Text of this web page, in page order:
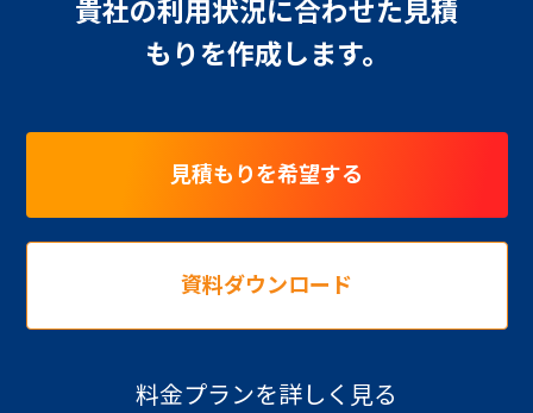
貴社の利用状況に合わせた見積
もりを作成します。
見積もりを希望する
資料ダウンロード
料金プランを詳しく見る